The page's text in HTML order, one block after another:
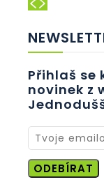
Přihlaš se
novinek z
ODEBÍRAT